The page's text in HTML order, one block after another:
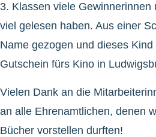
3. Klassen viele Gewinnerinnen
viel gelesen haben. Aus einer
Name gezogen und dieses
Gutschein fürs Kino in
Vielen Dank an die
an alle Ehrenamtlichen, denen
Bücher vorstellen durften!